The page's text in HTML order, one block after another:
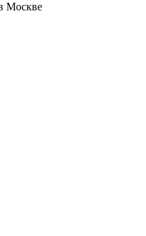
Москве